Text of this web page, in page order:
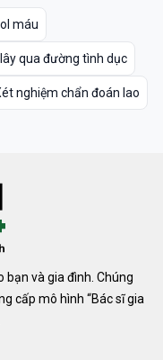
máu
qua đường tình dục
nghiệm chẩn đoán lao
bạn và gia đình. Chúng
cấp mô hình “Bác sĩ gia